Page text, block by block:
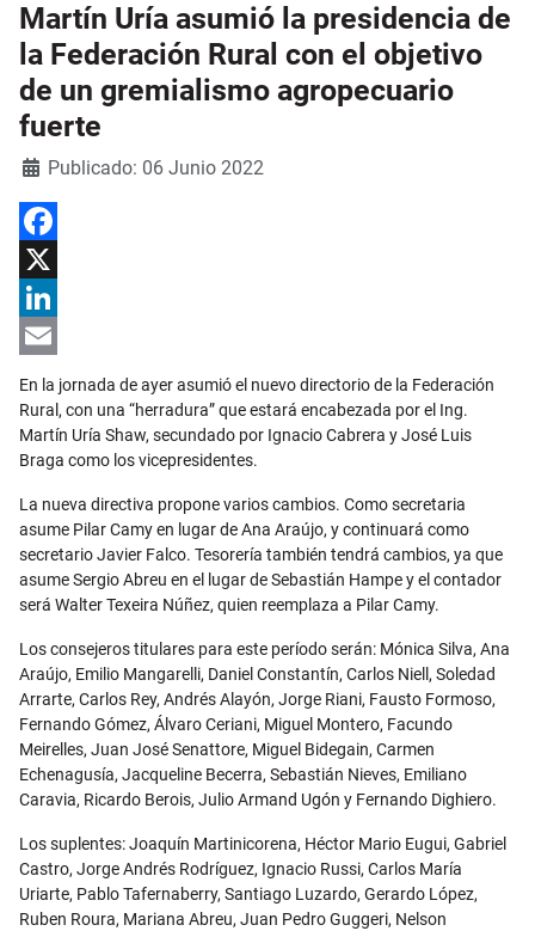
Martín Uría asumió la presidencia de
la Federación Rural con el objetivo
de un gremialismo agropecuario
fuerte
Detalles
Publicado: 06 Junio 2022
Facebook
X
LinkedIn
Email
En la jornada de ayer asumió el nuevo directorio de la Federación
Rural, con una “herradura” que estará encabezada por el Ing.
Martín Uría Shaw, secundado por Ignacio Cabrera y José Luis
Braga como los vicepresidentes.
La nueva directiva propone varios cambios. Como secretaria
asume Pilar Camy en lugar de Ana Araújo, y continuará como
secretario Javier Falco. Tesorería también tendrá cambios, ya que
asume Sergio Abreu en el lugar de Sebastián Hampe y el contador
será Walter Texeira Núñez, quien reemplaza a Pilar Camy.
Los consejeros titulares para este período serán: Mónica Silva, Ana
Araújo, Emilio Mangarelli, Daniel Constantín, Carlos Niell, Soledad
Arrarte, Carlos Rey, Andrés Alayón, Jorge Riani, Fausto Formoso,
Fernando Gómez, Álvaro Ceriani, Miguel Montero, Facundo
Meirelles, Juan José Senattore, Miguel Bidegain, Carmen
Echenagusía, Jacqueline Becerra, Sebastián Nieves, Emiliano
Caravia, Ricardo Berois, Julio Armand Ugón y Fernando Dighiero.
Los suplentes: Joaquín Martinicorena, Héctor Mario Eugui, Gabriel
Castro, Jorge Andrés Rodríguez, Ignacio Russi, Carlos María
Uriarte, Pablo Tafernaberry, Santiago Luzardo, Gerardo López,
Ruben Roura, Mariana Abreu, Juan Pedro Guggeri, Nelson